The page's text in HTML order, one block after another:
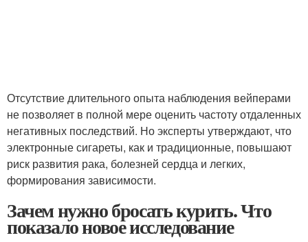
Отсутствие длительного опыта наблюдения вейперами
не позволяет в полной мере оценить частоту отдаленных
негативных последствий. Но эксперты утверждают, что
электронные сигареты, как и традиционные, повышают
риск развития рака, болезней сердца и легких,
формирования зависимости.
Зачем нужно бросать курить. Что
показало новое исследование